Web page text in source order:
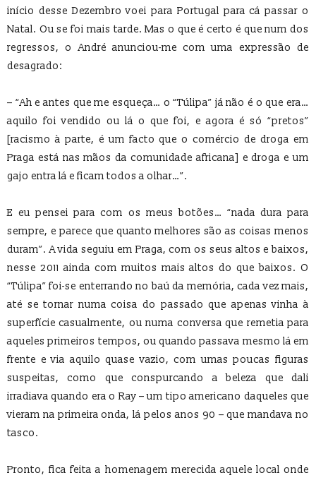
início desse Dezembro voei para Portugal para cá passar o
Natal. Ou se foi mais tarde. Mas o que é certo é que num dos
regressos, o André anunciou-me com uma expressão de
desagrado:
– “Ah e antes que me esqueça… o “Túlipa” já não é o que era…
aquilo foi vendido ou lá o que foi, e agora é só “pretos”
[racismo à parte, é um facto que o comércio de droga em
Praga está nas mãos da comunidade africana] e droga e um
gajo entra lá e ficam todos a olhar…”.
E eu pensei para com os meus botões… “nada dura para
sempre, e parece que quanto melhores são as coisas menos
duram”. A vida seguiu em Praga, com os seus altos e baixos,
nesse 2011 ainda com muitos mais altos do que baixos. O
“Túlipa” foi-se enterrando no baú da memória, cada vez mais,
até se tornar numa coisa do passado que apenas vinha à
superfície casualmente, ou numa conversa que remetia para
aqueles primeiros tempos, ou quando passava mesmo lá em
frente e via aquilo quase vazio, com umas poucas figuras
suspeitas, como que conspurcando a beleza que dali
irradiava quando era o Ray – um tipo americano daqueles que
vieram na primeira onda, lá pelos anos 90 – que mandava no
tasco.
Pronto, fica feita a homenagem merecida aquele local onde